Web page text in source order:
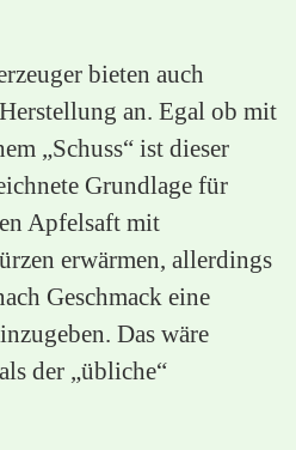
bieten auch
an. Egal ob mit
„Schuss“ ist dieser
Grundlage für
Apfelsaft mit
erwärmen, allerdings
Geschmack eine
Das wäre
der „übliche“